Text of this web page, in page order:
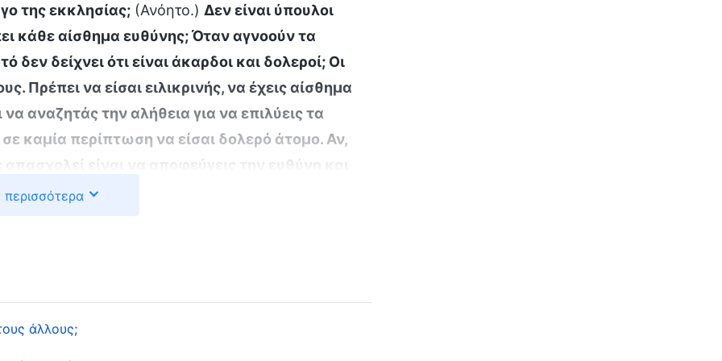
της εκκλησίας; (Ανόητο.) Δεν είναι ύπουλοι
κάθε αίσθημα ευθύνης; Όταν αγνοούν τα
δείχνει ότι είναι άκαρδοι και δολεροί; Οι
Πρέπει να είσαι ειλικρινής, να έχεις αίσθημα
αναζητάς την αλήθεια για να επιλύεις τα
καμία περίπτωση να είσαι δολερό άτομο. Αν,
είναι να αποφεύγεις την ευθύνη και
θα σε καταδίκαζαν γι’ αυτήν τη
τους δόλιους και ύπουλους. Αν είσαι
ή γρήγορα, θα λογοδοτήσεις. Ο Θεός συμπαθεί
περισσότερα
άλλους;